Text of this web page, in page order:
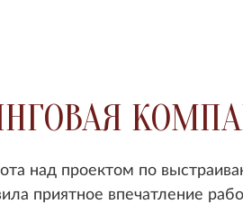
над проектом по
приятное впечатление